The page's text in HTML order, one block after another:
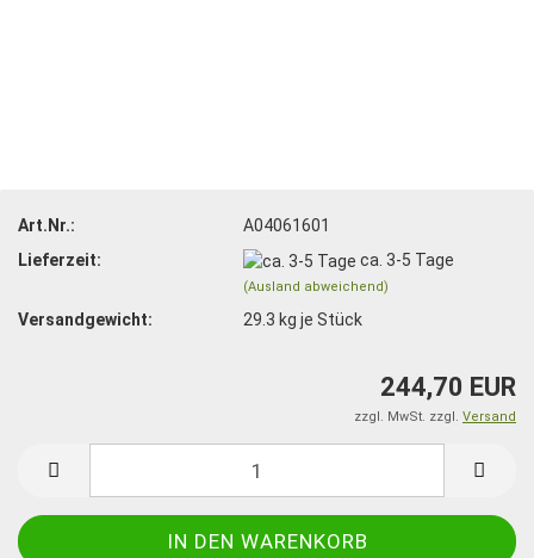
Art.Nr.:
A04061601
Lieferzeit:
ca. 3-5 Tage
(Ausland abweichend)
Versandgewicht: 29.3 kg je Stück
244,70 EUR
zzgl. MwSt. zzgl. Versand